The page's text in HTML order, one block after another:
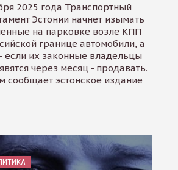
2025 года Транспортный
Эстонии начнет изымать
на парковке возле КПП
границе автомобили, а
если их законные владельцы
через месяц - продавать.
сообщает эстонское издание